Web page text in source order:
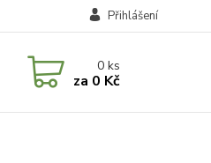
Přihlášení
0ks
za 0 Kč